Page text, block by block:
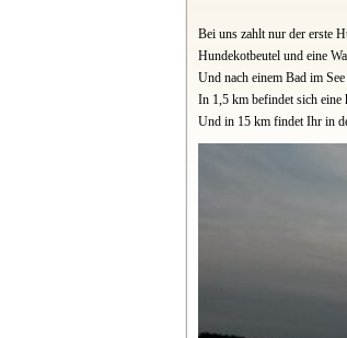
Bei uns zahlt nur der erste
Hundekotbeutel und eine
Und nach einem Bad im
In 1,5 km befindet sich eine
Und in 15 km findet Ihr in